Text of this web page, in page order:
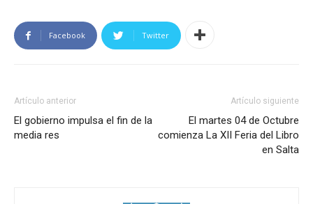
Facebook Twitter
Artículo anterior
El gobierno impulsa el fin de la
media res
Artículo siguiente
El martes 04 de Octubre
comienza La XII Feria del Libro
en Salta